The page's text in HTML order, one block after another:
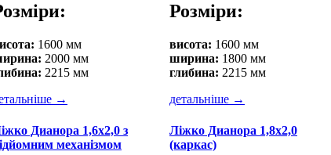
1600 мм
2000 мм
2215 мм
→
Розміри:
висота: 1600 мм
ширина: 1800 мм
глибина: 2215 мм
детальніше →
Дианора 1,6х2,0 з
механізмом
Ліжко Дианора 1,8х2,0
(каркас)